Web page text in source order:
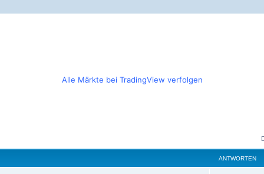
Alle Märkte bei TradingView verfolgen
ANTWORTEN